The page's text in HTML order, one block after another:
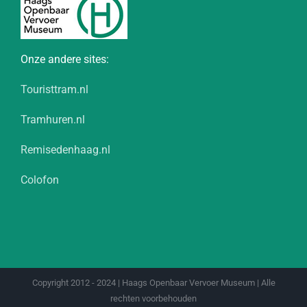
Onze andere sites:
Touristtram.nl
Tramhuren.nl
Remisedenhaag.nl
Colofon
Copyright 2012 - 2024 | Haags Openbaar Vervoer Museum | Alle
rechten voorbehouden